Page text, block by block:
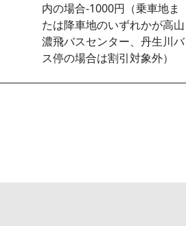
内の場合-1000円（乗車地ま
たは降車地のいずれかが高山
濃飛バスセンター、丹生川バ
ス停の場合は割引対象外）